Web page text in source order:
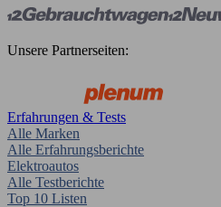
Unsere Partnerseiten:
Erfahrungen & Tests
Alle Marken
Alle Erfahrungsberichte
Elektroautos
Alle Testberichte
Top 10 Listen